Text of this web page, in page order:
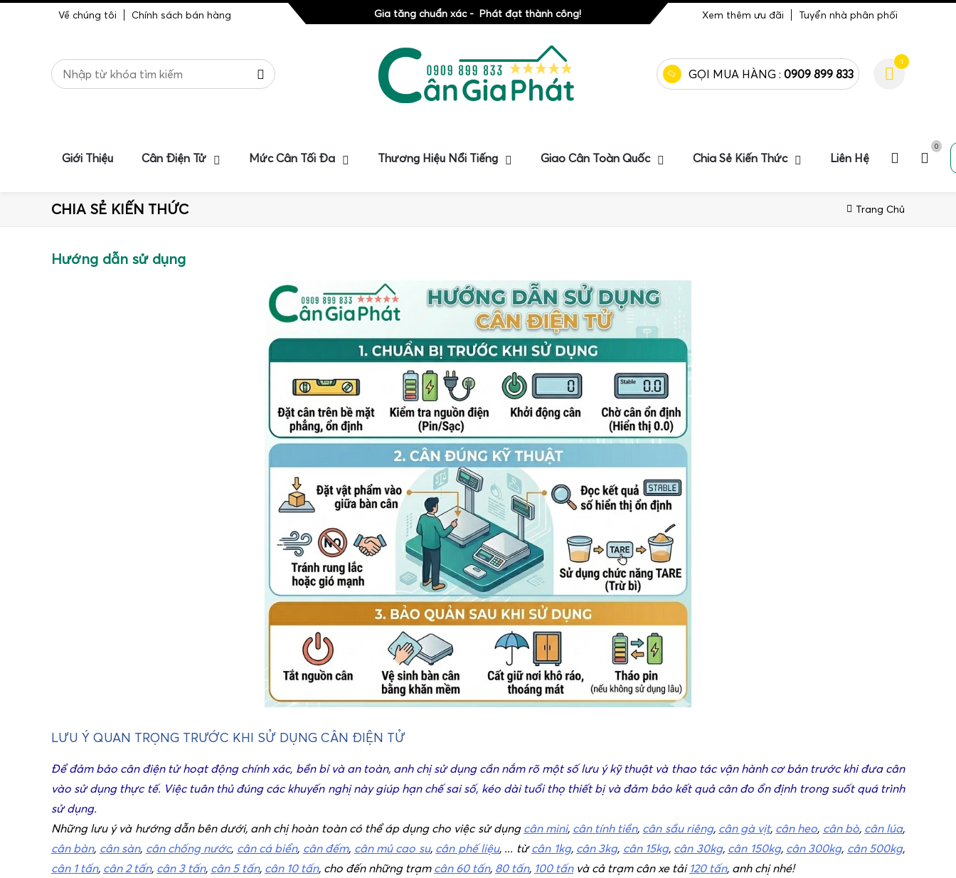
Về chúng tôi Chính sách bán hàng Gia tăng chuẩn xác - Phát đạt thành công! Xem thêm ưu đãi Tuyển nhà phân phối
GỌI MUA HÀNG : 0909 899 833
1
Giới Thiệu Cân Điện Tử Mức Cân Tối Đa Thương Hiệu Nổi Tiếng Giao Cân Toàn Quốc Chia Sẻ Kiến Thức Liên Hệ
0
CHIA SẺ KIẾN THỨC Trang Chủ
Hướng dẫn sử dụng
LƯU Ý QUAN TRỌNG TRƯỚC KHI SỬ DỤNG CÂN ĐIỆN TỬ
Để đảm bảo cân điện tử hoạt động chính xác, bền bỉ và an toàn, anh chị sử dụng cần nắm rõ một số lưu ý kỹ thuật và thao tác vận hành cơ bản trước khi đưa cân
vào sử dụng thực tế. Việc tuân thủ đúng các khuyến nghị này giúp hạn chế sai số, kéo dài tuổi thọ thiết bị và đảm bảo kết quả cân đo ổn định trong suốt quá trình
sử dụng.
Những lưu ý và hướng dẫn bên dưới, anh chị hoàn toàn có thể áp dụng cho việc sử dụng cân mini, cân tính tiền, cân sầu riêng, cân gà vịt, cân heo, cân bò, cân lúa,
cân bàn, cân sàn, cân chống nước, cân cá biển, cân đếm, cân mủ cao su, cân phế liệu, ... từcân 1kg, cân 3kg, cân 15kg, cân 30kg, cân 150kg, cân 300kg, cân 500kg,
cân 1 tấn, cân 2 tấn, cân 3 tấn, cân 5 tấn, cân 10 tấn, cho đến những trạm cân 60 tấn, 80 tấn, 100 tấnvà cả trạm cân xe tải 120 tấn, anh chị nhé!